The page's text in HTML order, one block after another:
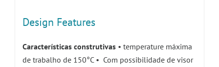
Design Features
Características construtivas• temperature máxima
de trabalho de 150°C • Com possibilidade de visor